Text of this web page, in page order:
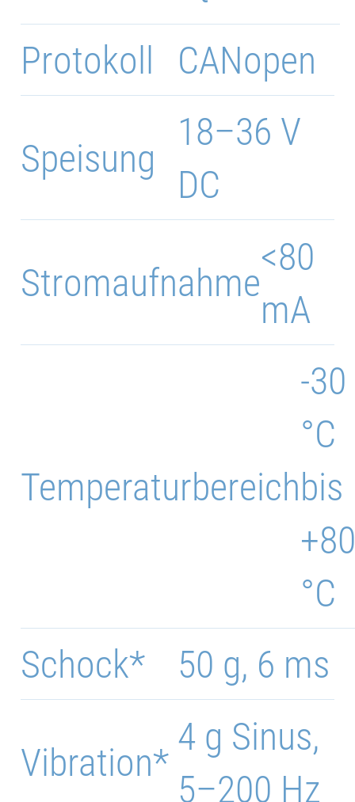
CANopen
Protokoll
18–36 V
DC
Speisung
<80
mA
Stromaufnahme
-30
°C
bis
°C
Temperaturbereich
50 g, 6 ms
Schock*
4 g Sinus,
5–200 Hz
Vibration*